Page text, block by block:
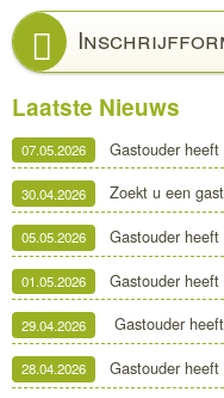
Laatste Nieuws
07.05.2026 Gastouder
30.04.2026 Zoekt u een
05.05.2026 Gastouder
01.05.2026 Gastouder
29.04.2026 Gastouder
28.04.2026
Gastouder